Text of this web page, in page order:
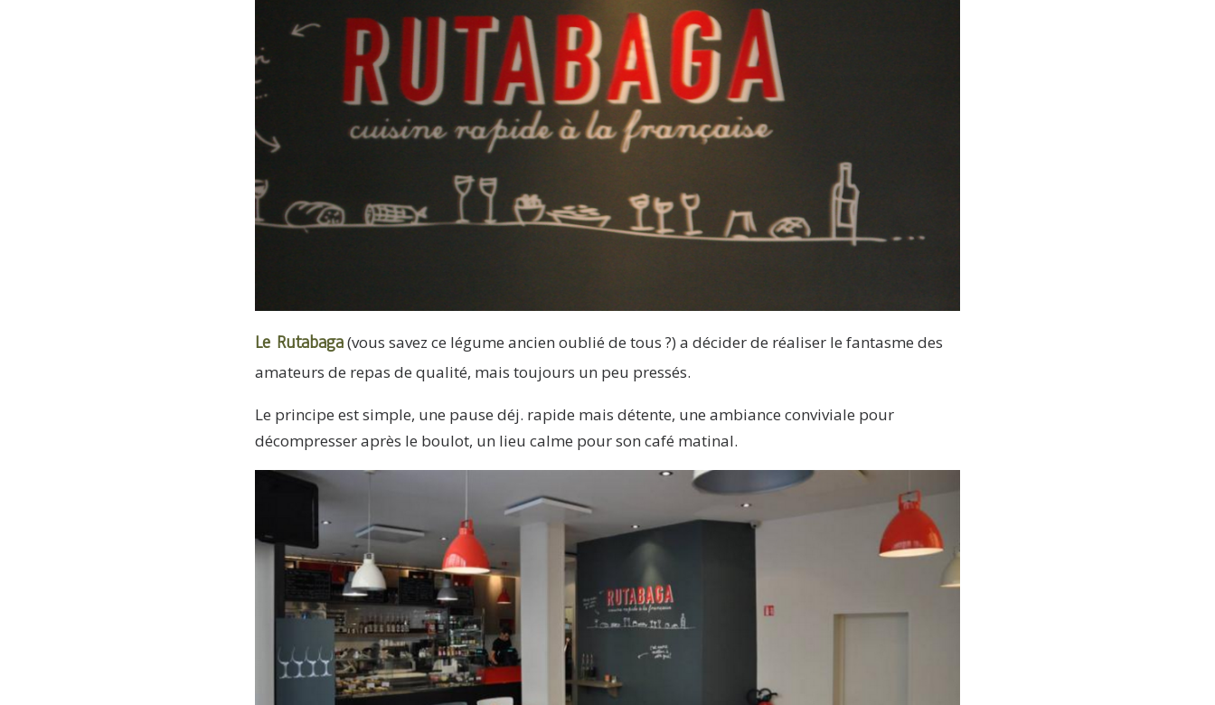
Le Rutabaga(vous savez ce légume ancien oublié de tous ?) a décider de réaliser le fantasme des
amateurs de repas de qualité, mais toujours un peu pressés.
Le principe est simple, une pause déj. rapide mais détente, une ambiance conviviale pour
décompresser après le boulot, un lieu calme pour son café matinal.